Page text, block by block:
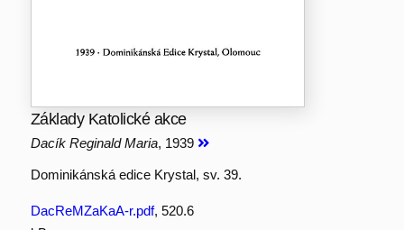
Základy Katolické akce
Dacík Reginald Maria, 1939
Dominikánská edice Krystal, sv. 39.
DacReMZaKaA-r.pdf, 520.6